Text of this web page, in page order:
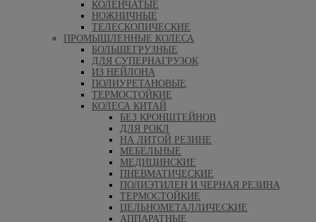
КОЛЕНЧАТЫЕ
НОЖНИЧНЫЕ
ТЕЛЕСКОПИЧЕСКИЕ
ПРОМЫШЛЕННЫЕ КОЛЕСА
БОЛЬШЕГРУЗНЫЕ
ДЛЯ СУПЕРНАГРУЗОК
ИЗ НЕЙЛОНА
ПОЛИУРЕТАНОВЫЕ
ТЕРМОСТОЙКИЕ
КОЛЕСА КИТАЙ
БЕЗ КРОНШТЕЙНОВ
ДЛЯ РОКЛ
НА ЛИТОЙ РЕЗИНЕ
МЕБЕЛЬНЫЕ
МЕДИЦИНСКИЕ
ПНЕВМАТИЧЕСКИЕ
ПОЛИЭТИЛЕН И ЧЕРНАЯ РЕЗИНА
ТЕРМОСТОЙКИЕ
ЦЕЛЬНОМЕТАЛЛИЧЕСКИЕ
АППАРАТНЫЕ